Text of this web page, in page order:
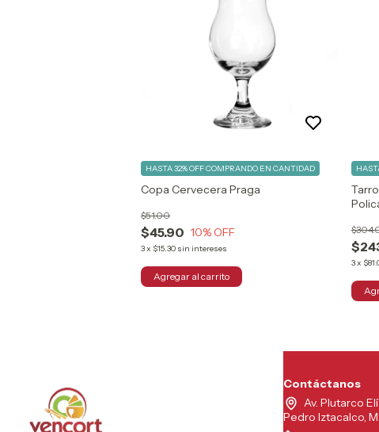
Copa Cervecera Praga
$45.90
$51.00
10% OFF
3x $15.30 sin intereses
HASTA 32% OFFCOMPRANDO EN CANTIDAD
3x
Contáctanos
Av. Plutarco
Pedro Iztacalco,